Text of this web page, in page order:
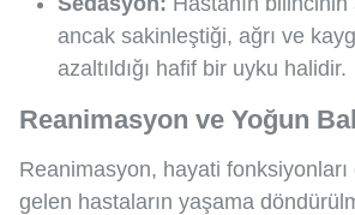
ancak sakinleştiği, ağrı ve
azaltıldığı hafif bir uyku halidir.
Reanimasyon ve Yoğun
Reanimasyon, hayati fonksiyonları
gelen hastaların yaşama